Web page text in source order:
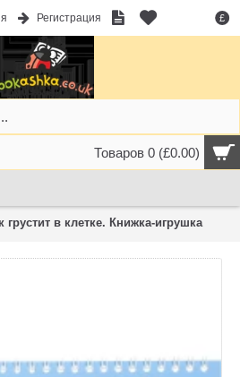
£
Регистрация
Товаров 0 (£0.00)
в клетке. Книжка-игрушка